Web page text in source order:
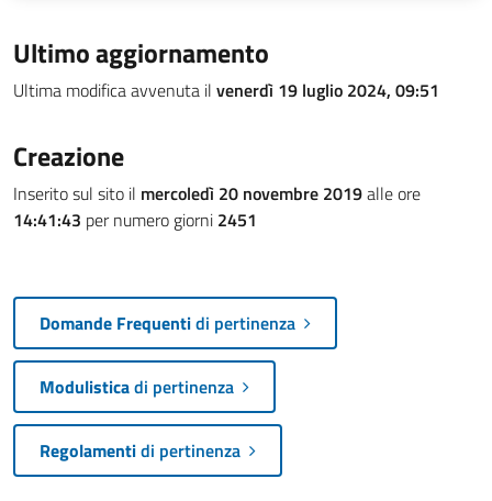
Ultimo aggiornamento
Ultima modifica avvenuta il venerdì 19 luglio 2024, 09:51
Creazione
Inserito sul sito il mercoledì 20 novembre 2019alle ore
14:41:43 per numero giorni 2451
Domande Frequentidi pertinenza
Modulisticadi pertinenza
Regolamentidi pertinenza